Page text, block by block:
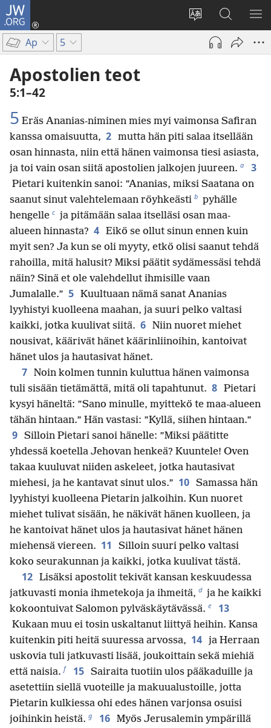
JW.ORG
Vaihda
sivuston
kieli
Kirjaudu
(avaa
ikkunan)
Hae
JW.ORG-
sivustolta
Ap 5
Apostolien teot
5:1–42
5 Eräs Ananias-niminen mies myi vaimonsa Safiran
kanssa omaisuutta, 2 mutta hän piti salaa itsellään
osan hinnasta, niin että hänen vaimonsa tiesi asiasta,
ja toi vain osan siitä apostolien jalkojen juureen. a 3
Pietari kuitenkin sanoi: ”Ananias, miksi Saatana on
saanut sinut valehtelemaan röyhkeästi b pyhälle
hengelle c ja pitämään salaa itselläsi osan maa-
alueen hinnasta? 4 Eikö se ollut sinun ennen kuin
myit sen? Ja kun se oli myyty, etkö olisi saanut tehdä
rahoilla, mitä halusit? Miksi päätit sydämessäsi tehdä
näin? Sinä et ole valehdellut ihmisille vaan
Jumalalle.” 5 Kuultuaan nämä sanat Ananias
lyyhistyi kuolleena maahan, ja suuri pelko valtasi
kaikki, jotka kuulivat siitä. 6 Niin nuoret miehet
nousivat, käärivät hänet käärinliinoihin, kantoivat
hänet ulos ja hautasivat hänet.
7 Noin kolmen tunnin kuluttua hänen vaimonsa
tuli sisään tietämättä, mitä oli tapahtunut. 8 Pietari
kysyi häneltä: ”Sano minulle, myittekö te maa-alueen
tähän hintaan.” Hän vastasi: ”Kyllä, siihen hintaan.”
9 Silloin Pietari sanoi hänelle: ”Miksi päätitte
yhdessä koetella Jehovan henkeä? Kuuntele! Oven
takaa kuuluvat niiden askeleet, jotka hautasivat
miehesi, ja he kantavat sinut ulos.” 10 Samassa hän
lyyhistyi kuolleena Pietarin jalkoihin. Kun nuoret
miehet tulivat sisään, he näkivät hänen kuolleen, ja
he kantoivat hänet ulos ja hautasivat hänet hänen
miehensä viereen. 11
Silloin suuri pelko valtasi
koko seurakunnan ja kaikki, jotka kuulivat tästä.
12 Lisäksi apostolit tekivät kansan keskuudessa
jatkuvasti monia ihmetekoja ja ihmeitä, d ja he kaikki
kokoontuivat Salomon pylväskäytävässä. e 13
Kukaan muu ei tosin uskaltanut liittyä heihin. Kansa
kuitenkin piti heitä suuressa arvossa, 14 ja Herraan
uskovia tuli jatkuvasti lisää, joukoittain sekä miehiä
että naisia. f 15 Sairaita tuotiin ulos pääkaduille ja
asetettiin siellä vuoteille ja makuualustoille, jotta
Pietarin kulkiessa ohi edes hänen varjonsa osuisi
joihinkin heistä. g 16 Myös Jerusalemin ympärillä